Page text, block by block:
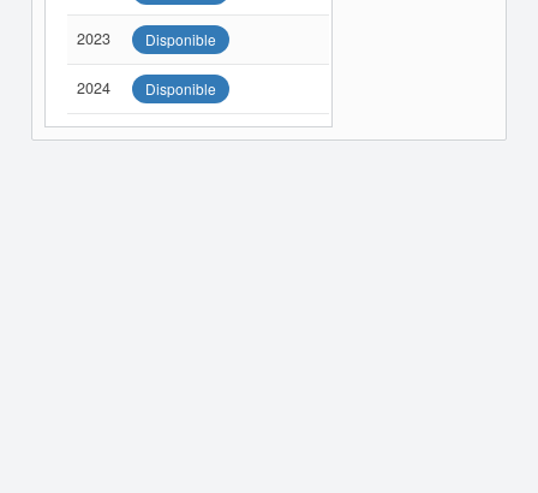
2023 Disponible
2024 Disponible